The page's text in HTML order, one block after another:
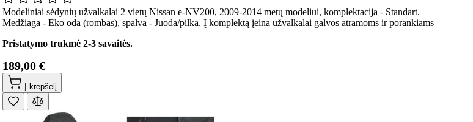
Modeliniai sėdynių užvalkalai 2 vietų Nissan e-NV200, 2009-2014 metų modeliui, komplektacija - Standart.
Medžiaga - Eko oda (rombas), spalva - Juoda/pilka. Į komplektą įeina užvalkalai galvos atramoms ir porankiams
Pristatymo trukmė 2-3 savaitės.
189,00 €
Į krepšelį